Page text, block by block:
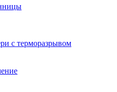
с терморазрывом